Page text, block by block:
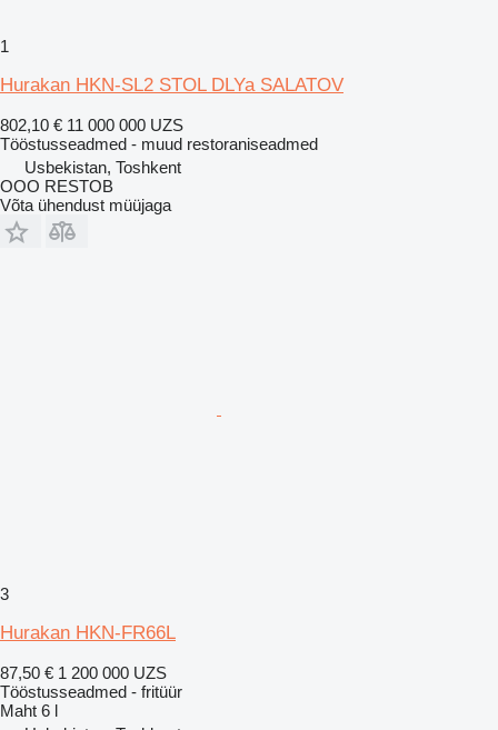
1
Hurakan HKN-SL2 STOL DLYa SALATOV
802,10 € 11 000 000 UZS
Tööstusseadmed - muud restoraniseadmed
Usbekistan, Toshkent
OOO RESTOB
Võta ühendust müüjaga
3
Hurakan HKN-FR66L
87,50 € 1 200 000 UZS
Tööstusseadmed - fritüür
Maht 6 l